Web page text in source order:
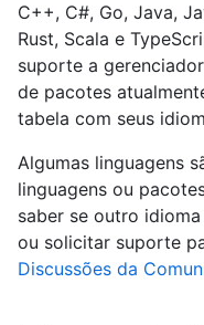
C++, C#, Go, Java,
Rust, Scala e
suporte a
de pacotes
tabela com seus
Algumas linguagens
linguagens ou
saber se outro
ou solicitar suporte
Discussões da